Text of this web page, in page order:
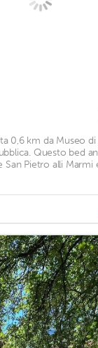
0,6 km da Museo
Questo bed
San Pietro alli Marmi